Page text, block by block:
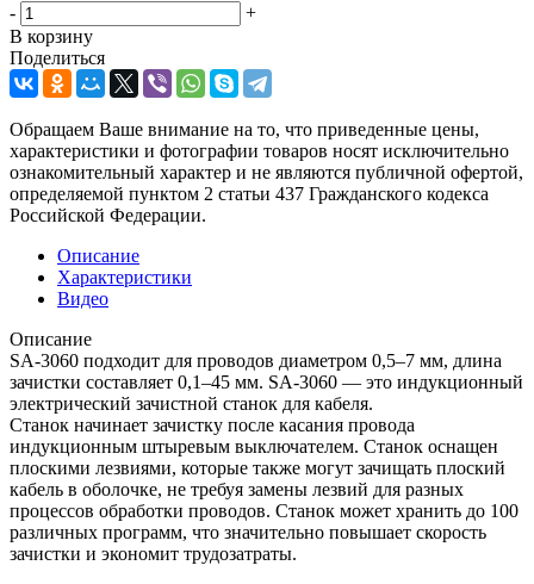
-
+
В корзину
Поделиться
Обращаем Ваше внимание на то, что приведенные цены,
характеристики и фотографии товаров носят исключительно
ознакомительный характер и не являются публичной офертой,
определяемой пунктом 2 статьи 437 Гражданского кодекса
Российской Федерации.
Описание
Характеристики
Видео
Описание
SA-3060 подходит для проводов диаметром 0,5–7 мм, длина
зачистки составляет 0,1–45 мм. SA-3060 — это индукционный
электрический зачистной станок для кабеля.
Станок начинает зачистку после касания провода
индукционным штыревым выключателем. Станок оснащен
плоскими лезвиями, которые также могут зачищать плоский
кабель в оболочке, не требуя замены лезвий для разных
процессов обработки проводов. Станок может хранить до 100
различных программ, что значительно повышает скорость
зачистки и экономит трудозатраты.